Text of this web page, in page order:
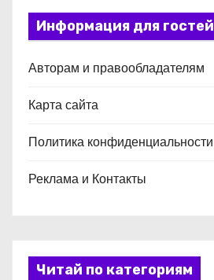
Информация для гостей
Авторам и правообладателям
Карта сайта
Политика конфиденциальности
Реклама и Контакты
Читай по категориям